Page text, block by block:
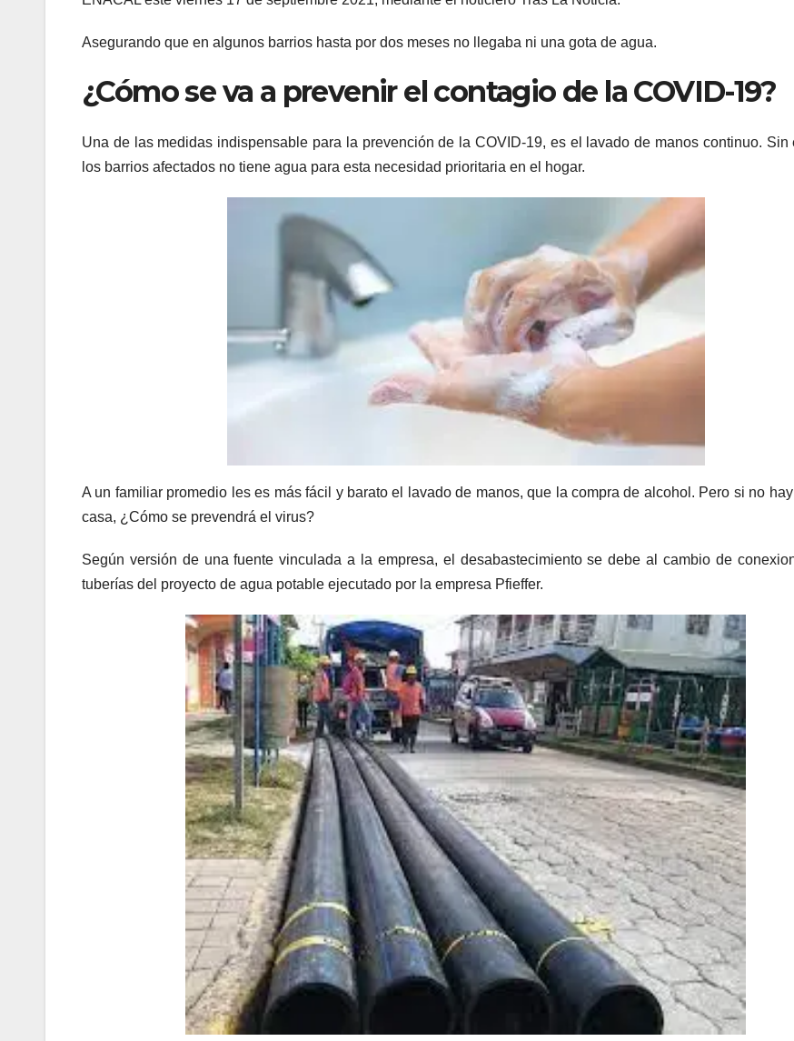
Asegurando que en algunos barrios hasta por dos meses no llegaba ni una gota de agua.
¿Cómo se va a prevenir el contagio de la COVID-19?
Una de las medidas indispensable para la prevención de la COVID-19, es el lavado de manos continuo. Sin
los barrios afectados no tiene agua para esta necesidad prioritaria en el hogar.
A un familiar promedio les es más fácil y barato el lavado de manos, que la compra de alcohol. Pero si no
casa, ¿Cómo se prevendrá el virus?
Según versión de una fuente vinculada a la empresa, el desabastecimiento se debe al cambio de
tuberías del proyecto de agua potable ejecutado por la empresa Pfieffer.